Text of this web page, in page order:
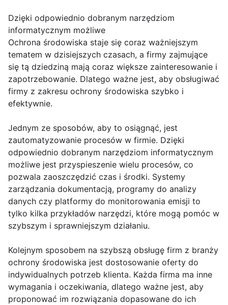
Dzięki odpowiednio dobranym narzędziom
informatycznym możliwe
Ochrona środowiska staje się coraz ważniejszym
tematem w dzisiejszych czasach, a firmy zajmujące
się tą dziedziną mają coraz większe zainteresowanie i
zapotrzebowanie. Dlatego ważne jest, aby obsługiwać
firmy z zakresu ochrony środowiska szybko i
efektywnie.
Jednym ze sposobów, aby to osiągnąć, jest
zautomatyzowanie procesów w firmie. Dzięki
odpowiednio dobranym narzędziom informatycznym
możliwe jest przyspieszenie wielu procesów, co
pozwala zaoszczędzić czas i środki. Systemy
zarządzania dokumentacją, programy do analizy
danych czy platformy do monitorowania emisji to
tylko kilka przykładów narzędzi, które mogą pomóc w
szybszym i sprawniejszym działaniu.
Kolejnym sposobem na szybszą obsługę firm z branży
ochrony środowiska jest dostosowanie oferty do
indywidualnych potrzeb klienta. Każda firma ma inne
wymagania i oczekiwania, dlatego ważne jest, aby
proponować im rozwiązania dopasowane do ich